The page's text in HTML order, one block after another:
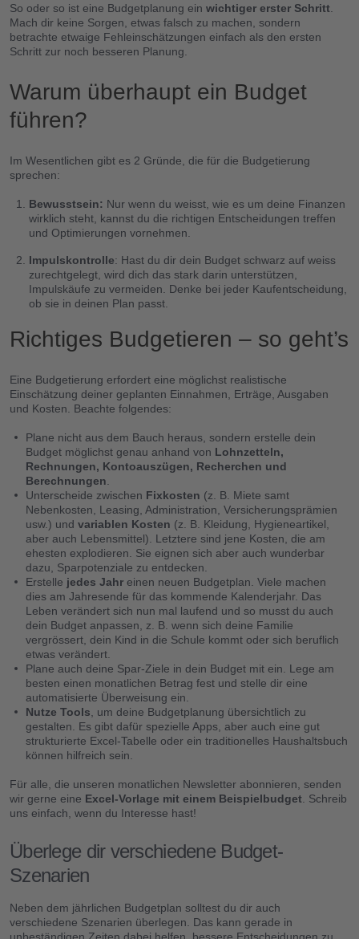
About
Clanq Kids Banking
Cashback
Sparen im Familienclan
So oder so ist eine Budgetplanung ein wichtiger erster Schritt
Mach dir keine Sorgen, etwas falsch zu machen, sondern
betrachte etwaige Fehleinschätzungen einfach als den ersten
Schritt zur noch besseren Planung.
Warum überhaupt ein Budget
führen?
Im Wesentlichen gibt es 2 Gründe, die für die Budgetierung
sprechen:
Bewusstsein: Nur wenn du weisst, wie es um deine Finanzen
wirklich steht, kannst du die richtigen Entscheidungen treffen
und Optimierungen vornehmen.
Impulskontrolle: Hast du dir dein Budget schwarz auf weiss
zurechtgelegt, wird dich das stark darin unterstützen,
Impulskäufe zu vermeiden. Denke bei jeder Kaufentscheidung,
ob sie in deinen Plan passt.
Richtiges Budgetieren – so geht’s
Eine Budgetierung erfordert eine möglichst realistische
Einschätzung deiner geplanten Einnahmen, Erträge, Ausgaben
und Kosten. Beachte folgendes:
Plane nicht aus dem Bauch heraus, sondern erstelle dein
Budget möglichst genau anhand von Lohnzetteln,
Rechnungen, Kontoauszügen, Recherchen und
Berechnungen
Unterscheide zwischen Fixkosten (z. B. Miete samt
Nebenkosten, Leasing, Administration, Versicherungsprämien
usw.) und variablen Kosten (z. B. Kleidung, Hygieneartikel,
aber auch Lebensmittel).
Letztere sind jene Kosten, die am
ehesten explodieren. Sie eignen sich aber auch wunderbar
dazu, Sparpotenziale zu entdecken.
Erstelle jedes Jahr einen neuen Budgetplan. Viele machen
dies am Jahresende für das kommende Kalenderjahr. Das
Leben verändert sich nun mal laufend und so musst du auch
dein Budget anpassen, z. B. wenn sich deine Familie
vergrössert, dein Kind in die Schule kommt oder sich beruflich
etwas verändert.
Plane auch deine Spar-Ziele in dein Budget mit ein. Lege am
besten einen monatlichen Betrag fest und stelle dir eine
automatisierte Überweisung ein.
Nutze Tools , um deine Budgetplanung übersichtlich zu
gestalten. Es gibt dafür spezielle Apps, aber auch eine gut
strukturierte Excel-Tabelle oder ein traditionelles Haushaltsbuch
können hilfreich sein.
Für alle, die unseren monatlichen Newsletter abonnieren, senden
wir gerne eine Excel-Vorlage mit einem Beispielbudget . Schreib
uns einfach, wenn du Interesse hast!
Überlege dir verschiedene Budget-
Szenarien
Neben dem jährlichen Budgetplan solltest du dir auch
verschiedene Szenarien überlegen. Das kann gerade in